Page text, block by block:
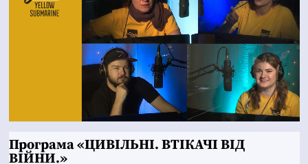
Програма «ЦИВІЛЬНІ. ВТІКАЧІ ВІД
ВІЙНИ.»